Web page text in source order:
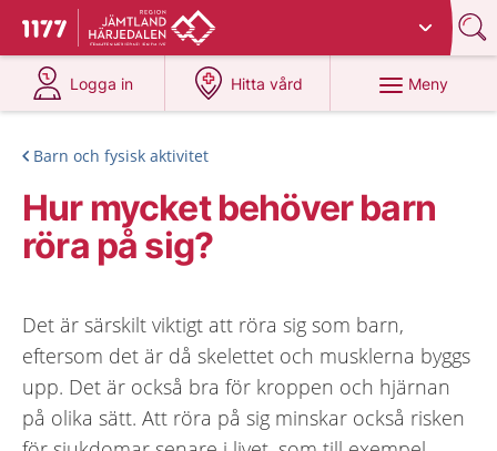
Till startsidan för 1177
Du har valt region
Logga in
på 1177.se
Hitta vård
på 1177.se
Meny
Barn och fysisk aktivitet
Hur mycket behöver barn
röra på sig?
Det är särskilt viktigt att röra sig som barn,
eftersom det är då skelettet och musklerna byggs
upp. Det är också bra för kroppen och hjärnan
på olika sätt. Att röra på sig minskar också risken